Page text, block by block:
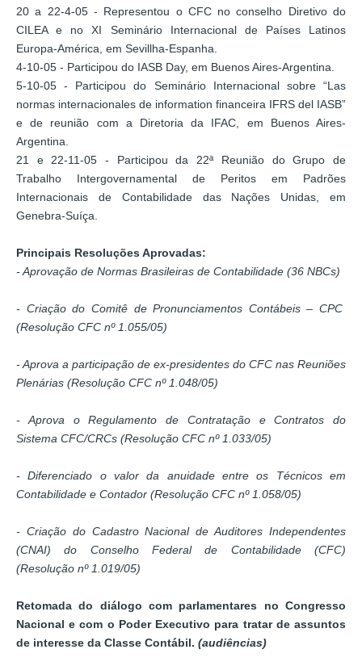
20 a 22-4-05 - Representou o CFC no conselho Diretivo do
CILEA e no XI Seminário Internacional de Países Latinos
Europa-América, em Sevillha-Espanha.
4-10-05 - Participou do IASB Day, em Buenos Aires-Argentina.
5-10-05 - Participou do Seminário Internacional sobre “Las
normas internacionales de information financeira IFRS del IASB”
e de reunião com a Diretoria da IFAC, em Buenos Aires-
Argentina.
21 e 22-11-05 - Participou da 22ª Reunião do Grupo de
Trabalho Intergovernamental de Peritos em Padrões
Internacionais de Contabilidade das Nações Unidas, em
Genebra-Suíça.
Principais Resoluções Aprovadas:
- Aprovação de Normas Brasileiras de Contabilidade (36 NBCs)
- Criação do Comitê de Pronunciamentos Contábeis – CPC
(Resolução CFC nº 1.055/05)
- Aprova a participação de ex-presidentes do CFC nas Reuniões
Plenárias (Resolução CFC nº 1.048/05)
- Aprova o Regulamento de Contratação e Contratos do
Sistema CFC/CRCs (Resolução CFC nº 1.033/05)
- Diferenciado o valor da anuidade entre os Técnicos em
Contabilidade e Contador (Resolução CFC nº 1.058/05)
- Criação do Cadastro Nacional de Auditores Independentes
(CNAI) do Conselho Federal de Contabilidade (CFC)
(Resolução nº 1.019/05)
Retomada do diálogo com parlamentares no Congresso
Nacional e com o Poder Executivo para tratar de assuntos
de interesse da Classe Contábil. (audiências)